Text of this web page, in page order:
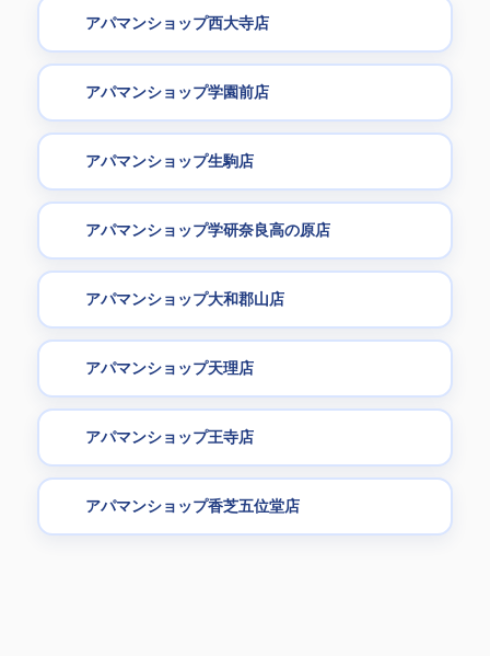
アパマンショップ西大寺店
アパマンショップ学園前店
アパマンショップ生駒店
アパマンショップ学研奈良高の原店
アパマンショップ大和郡山店
アパマンショップ天理店
アパマンショップ王寺店
アパマンショップ香芝五位堂店